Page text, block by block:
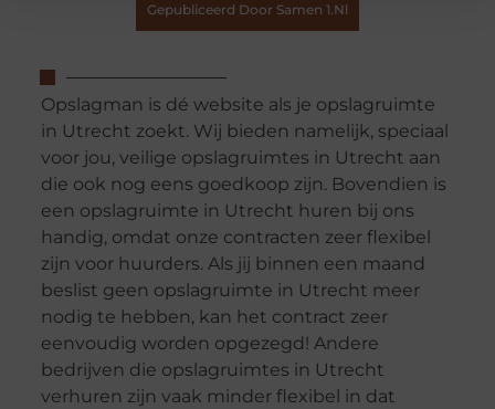
Gepubliceerd Door Samen 1.nl
Opslagman is dé website als je opslagruimte
in Utrecht zoekt. Wij bieden namelijk, speciaal
voor jou, veilige opslagruimtes in Utrecht aan
die ook nog eens goedkoop zijn. Bovendien is
een opslagruimte in Utrecht huren bij ons
handig, omdat onze contracten zeer flexibel
zijn voor huurders. Als jij binnen een maand
beslist geen opslagruimte in Utrecht meer
nodig te hebben, kan het contract zeer
eenvoudig worden opgezegd! Andere
bedrijven die opslagruimtes in Utrecht
verhuren zijn vaak minder flexibel in dat